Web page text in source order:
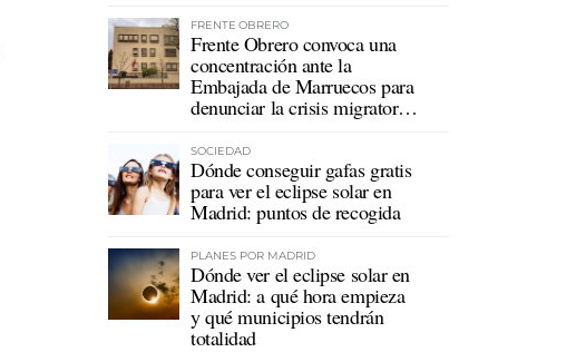
FRENTE OBRERO
Frente Obrero convoca una
concentración ante la
Embajada de Marruecos para
denunciar la crisis migratoria
SOCIEDAD
Dónde conseguir gafas gratis
para ver el eclipse solar en
Madrid: puntos de recogida
PLANES POR MADRID
Dónde ver el eclipse solar en
Madrid: a qué hora empieza
y qué municipios tendrán
totalidad